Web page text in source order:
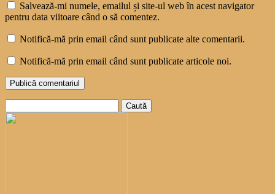
Salvează-mi numele, emailul și site-ul web în acest navigator
pentru data viitoare când o să comentez.
Notifică-mă prin email când sunt publicate alte comentarii.
Notifică-mă prin email când sunt publicate articole noi.
după: